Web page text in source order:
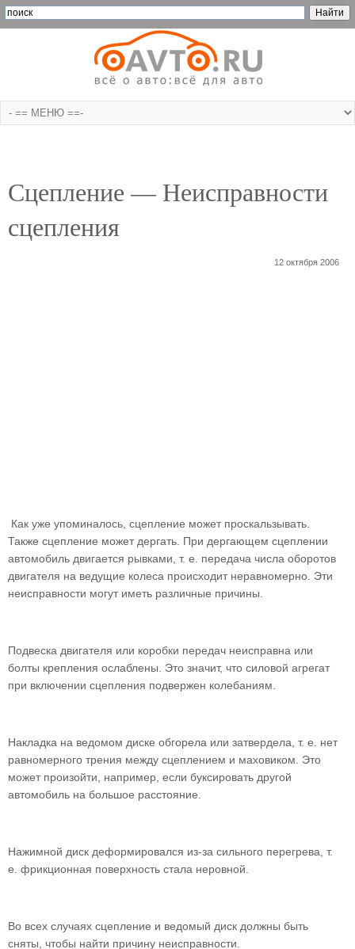
Сцепление — Неисправности
сцепления
12 октября 2006
Как уже упоминалось, сцепление может проскальзывать.
Также сцепление может дергать. При дергающем сцеплении
автомобиль двигается рывками, т. е. передача числа оборотов
двигателя на ведущие колеса происходит неравномерно. Эти
неисправности могут иметь различные причины.
Подвеска двигателя или коробки передач неисправна или
болты крепления ослаблены. Это значит, что силовой агрегат
при включении сцепления подвержен колебаниям.
Накладка на ведомом диске обгорела или затвердела, т. е. нет
равномерного трения между сцеплением и маховиком. Это
может произойти, например, если буксировать другой
автомобиль на большое расстояние.
Нажимной диск деформировался из-за сильного перегрева, т.
е. фрикционная поверхность стала неровной.
Во всех случаях сцепление и ведомый диск должны быть
сняты, чтобы найти причину неисправности.